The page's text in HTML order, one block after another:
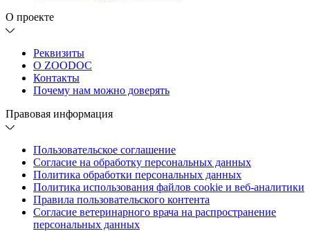
О проекте
Реквизиты
О ZOODOC
Контакты
Почему нам можно доверять
Правовая информация
Пользовательское соглашение
Согласие на обработку персональных данных
Политика обработки персональных данных
Политика использования файлов cookie и веб-аналитики
Правила пользовательского контента
Согласие ветеринарного врача на распространение
персональных данных